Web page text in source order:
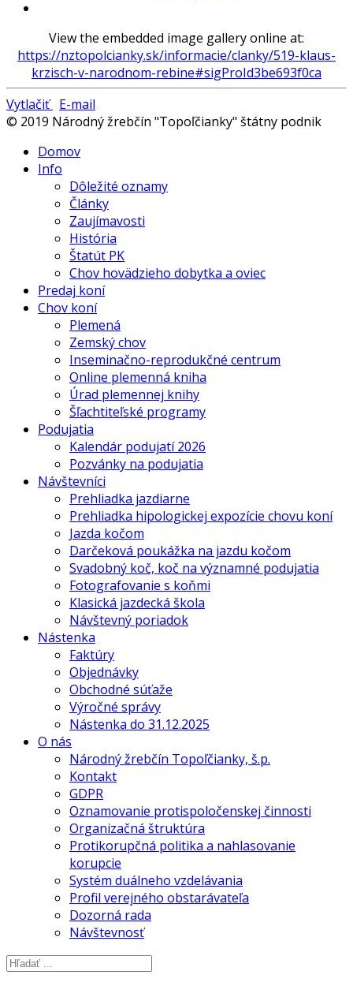
View the embedded image gallery online at:
https://nztopolcianky.sk/informacie/clanky/519-klaus-
krzisch-v-narodnom-rebine#sigProId3be693f0ca
Vytlačiť E-mail
© 2019 Národný žrebčín "Topoľčianky" štátny podnik
Domov
Info
Dôležité oznamy
Články
Zaujímavosti
História
Štatút PK
Chov hovädzieho dobytka a oviec
Predaj koní
Chov koní
Plemená
Zemský chov
Inseminačno-reprodukčné centrum
Online plemenná kniha
Úrad plemennej knihy
Šľachtiteľské programy
Podujatia
Kalendár podujatí 2026
Pozvánky na podujatia
Návštevníci
Prehliadka jazdiarne
Prehliadka hipologickej expozície chovu koní
Jazda kočom
Darčeková poukážka na jazdu kočom
Svadobný koč, koč na významné podujatia
Fotografovanie s koňmi
Klasická jazdecká škola
Návštevný poriadok
Nástenka
Faktúry
Objednávky
Obchodné súťaže
Výročné správy
Nástenka do 31.12.2025
O nás
Národný žrebčín Topoľčianky, š.p.
Kontakt
GDPR
Oznamovanie protispoločenskej činnosti
Organizačná štruktúra
Protikorupčná politika a nahlasovanie
korupcie
Systém duálneho vzdelávania
Profil verejného obstarávateľa
Dozorná rada
Návštevnosť